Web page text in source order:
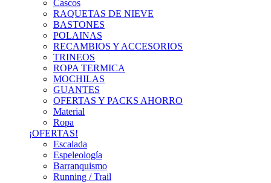
Cascos
RAQUETAS DE NIEVE
BASTONES
POLAINAS
RECAMBIOS Y ACCESORIOS
TRINEOS
ROPA TERMICA
MOCHILAS
GUANTES
OFERTAS Y PACKS AHORRO
Material
Ropa
¡OFERTAS!
Escalada
Espeleología
Barranquismo
Running / Trail